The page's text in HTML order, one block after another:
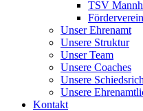
TSV
Förderverein
Unser Ehrenamt
Unsere Struktur
Unser Team
Unsere Coaches
Unsere
Unsere
Kontakt